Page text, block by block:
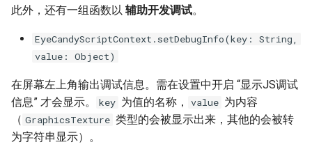
此外，还有一组函数以 辅助开发调试。
EyeCandyScriptContext.setDebugInfo(key: String,
value: Object)
在屏幕左上角输出调试信息。需在设置中开启 “显示JS调试
信息” 才会显示。
key 为值的名称， value 为内容
（ GraphicsTexture 类型的会被显示出来，其他的会被转
为字符串显示）。